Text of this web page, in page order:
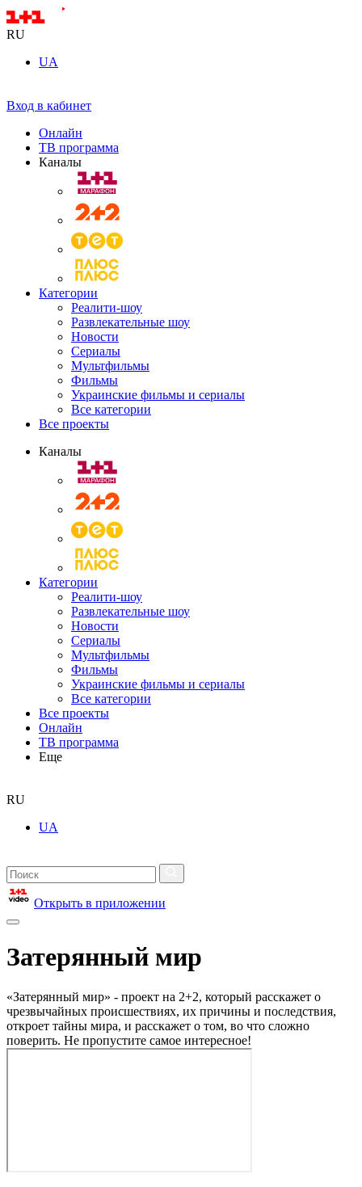
RU
UA
Вход в кабинет
Онлайн
ТВ программа
Каналы
Категории
Реалити-шоу
Развлекательные шоу
Новости
Сериалы
Мультфильмы
Фильмы
Украинские фильмы и сериалы
Все категории
Все проекты
Каналы
Категории
Реалити-шоу
Развлекательные шоу
Новости
Сериалы
Мультфильмы
Фильмы
Украинские фильмы и сериалы
Все категории
Все проекты
Онлайн
ТВ программа
Еще
RU
UA
Открыть в приложении
Затерянный мир
«Затерянный мир» - проект на 2+2, который расскажет о
чрезвычайных происшествиях, их причины и последствия,
откроет тайны мира, и расскажет о том, во что сложно
поверить. Не пропустите самое интересное!